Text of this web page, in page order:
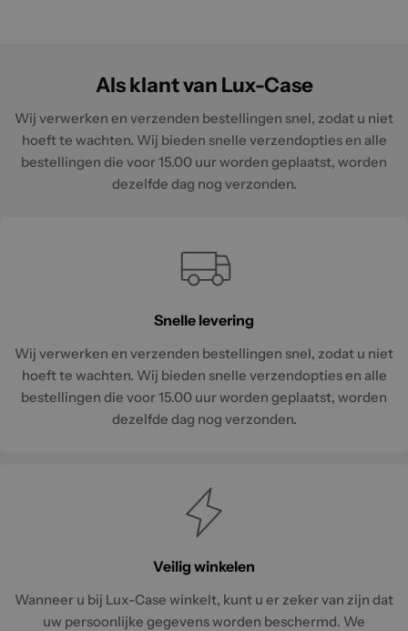
Als klant van Lux-Case
Wij verwerken en verzenden bestellingen snel, zodat u niet
hoeft te wachten. Wij bieden snelle verzendopties en alle
bestellingen die voor 15.00 uur worden geplaatst, worden
dezelfde dag nog verzonden.
Snelle levering
Wij verwerken en verzenden bestellingen snel, zodat u niet
hoeft te wachten. Wij bieden snelle verzendopties en alle
bestellingen die voor 15.00 uur worden geplaatst, worden
dezelfde dag nog verzonden.
Veilig winkelen
Wanneer u bij Lux-Case winkelt, kunt u er zeker van zijn dat
uw persoonlijke gegevens worden beschermd. We